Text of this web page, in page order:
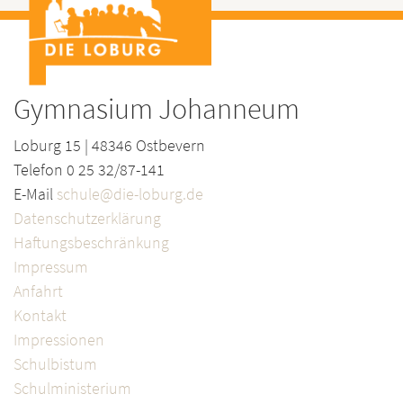
Gymnasium Johanneum
Loburg 15 | 48346 Ostbevern
Telefon 0 25 32/87-141
E-Mail schule@die-loburg.de
Datenschutzerklärung
Haftungsbeschränkung
Impressum
Anfahrt
Kontakt
Impressionen
Schulbistum
Schulministerium